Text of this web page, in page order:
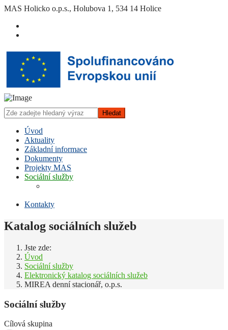
MAS Holicko o.p.s., Holubova 1, 534 14 Holice
Hledat
Úvod
Aktuality
Základní informace
Dokumenty
Projekty MAS
Sociální služby
Kontakty
Katalog sociálních služeb
Jste zde:
Úvod
Sociální služby
Elektronický katalog sociálních služeb
MIREA denní stacionář, o.p.s.
Sociální služby
Cílová skupina